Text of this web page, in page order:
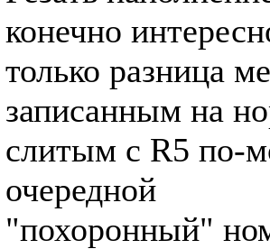
конечно
только разница
записанным на
слитым с R5 по-
очередной
"похоронный"